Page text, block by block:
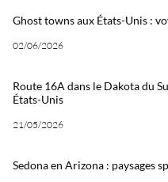
Ghost towns aux États-Unis :
02/06/2026
Route 16A dans le Dakota du
États-Unis
21/05/2026
Sedona en Arizona : paysages